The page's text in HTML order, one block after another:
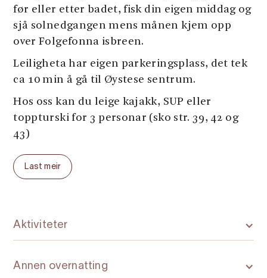
før eller etter badet, fisk din eigen middag og
sjå solnedgangen mens månen kjem opp
over Folgefonna isbreen.
Leiligheta har eigen parkeringsplass, det tek
ca 10 min å gå til Øystese sentrum.
Hos oss kan du leige kajakk, SUP eller
toppturski for 3 personar (sko str. 39, 42 og
43)
Dette er ein ideell plass for familien - og den
ligg i hjartet av Hardanger. I Øystese finn du
flott badestrand midt i sentrum,
restaurant på hotellet og
Last meir
Aktiviteter
Annen overnatting